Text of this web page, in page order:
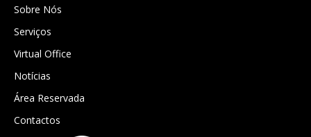
Sobre Nós
Serviços
Virtual Office
Notícias
Área Reservada
Contactos